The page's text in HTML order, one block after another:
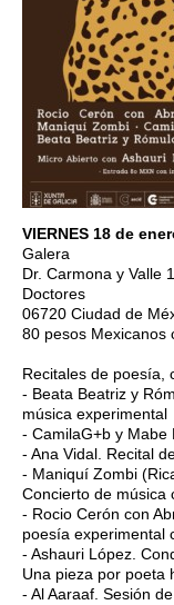
VIERNES 18 de
Galera
Dr. Carmona y Valle
Doctores
06720 Ciudad de
80 pesos Mexicanos
Recitales de poesía,
- Beata Beatriz y
música experimental
- CamilaG+b y Mabe
- Ana Vidal. Recital
- Maniquí Zombi
Concierto de música
- Rocio Cerón con
poesía experimental
- Ashauri López.
Una pieza por poeta
- Al Aaraaf. Sesión